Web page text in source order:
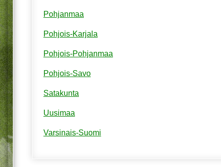
Pohjanmaa
Pohjois-Karjala
Pohjois-Pohjanmaa
Pohjois-Savo
Satakunta
Uusimaa
Varsinais-Suomi